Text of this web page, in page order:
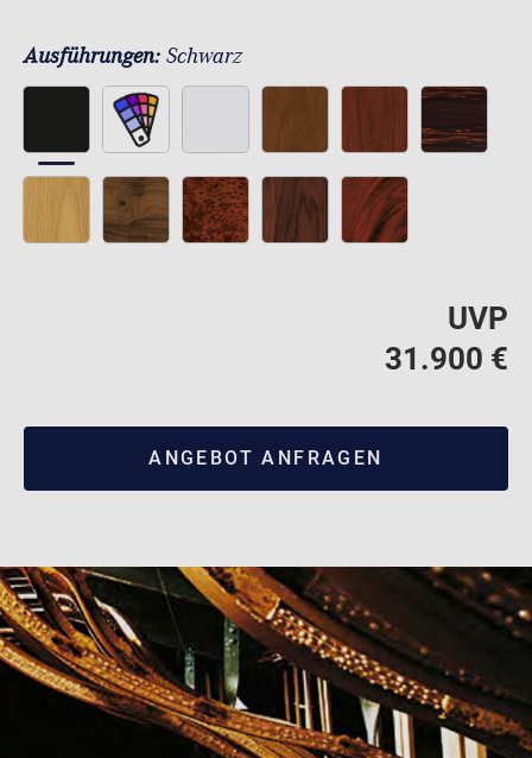
Ausführungen: Schwarz
UVP
31.900 €
ANGEBOT ANFRAGEN